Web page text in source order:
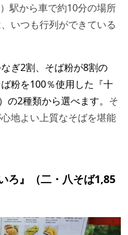
駅から車で約10分の場所
いつも行列ができている
ぎ2割、そば粉が8割の
粉を100％使用した『十
2種類から選べます。 そ
地よい上質なそばを堪能
ろ』（二・八そば1,85